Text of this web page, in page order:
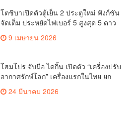
โตชิบาเปิดตัวตู้เย็น 2 ประตูใหม่ ฟังก์ชัน
จัดเต็ม ประหยัดไฟเบอร์ 5 สูงสุด 5 ดาว
9 เมษายน 2026
โฮมโปร จับมือ ไดกิ้น เปิดตัว “เครื่องปรับ
อากาศรักษ์โลก” เครื่องแรกในไทย ยก
ระดับ Closed-Loop Circular Products
เปลี่ยนของเก่าสู่การอยู่อาศัย ตอกย้ำ
24 มีนาคม 2026